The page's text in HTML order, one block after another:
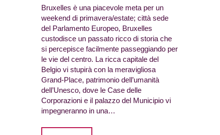
Bruxelles è una piacevole meta per un
weekend di primavera/estate; città sede
del Parlamento Europeo, Bruxelles
custodisce un passato ricco di storia che
si percepisce facilmente passeggiando per
le vie del centro. La ricca capitale del
Belgio vi stupirà con la meravigliosa
Grand-Place, patrimonio dell’umanità
dell’Unesco, dove le Case delle
Corporazioni e il palazzo del Municipio vi
impegneranno in una…